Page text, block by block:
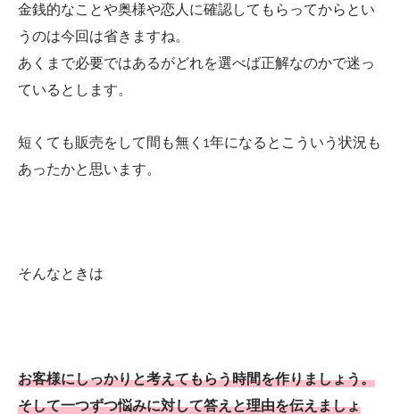
金銭的なことや奥様や恋人に確認してもらってからとい
うのは今回は省きますね。
あくまで必要ではあるがどれを選べば正解なのかで迷っ
ているとします。
短くても販売をして間も無く1年になるとこういう状況も
あったかと思います。
そんなときは
お客様にしっかりと考えてもらう時間を作りましょう。
そして一つずつ悩みに対して答えと理由を伝えましょ